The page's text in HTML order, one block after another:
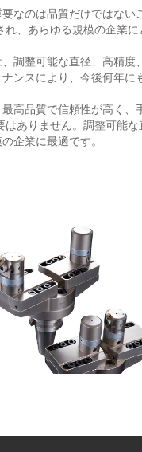
なのは品質だけではな
、あらゆる規模の企業
調整可能な直径、高精
ンスにより、今後何年に
高品質で信頼性が高く
はありません。調整可能
企業に最適です。